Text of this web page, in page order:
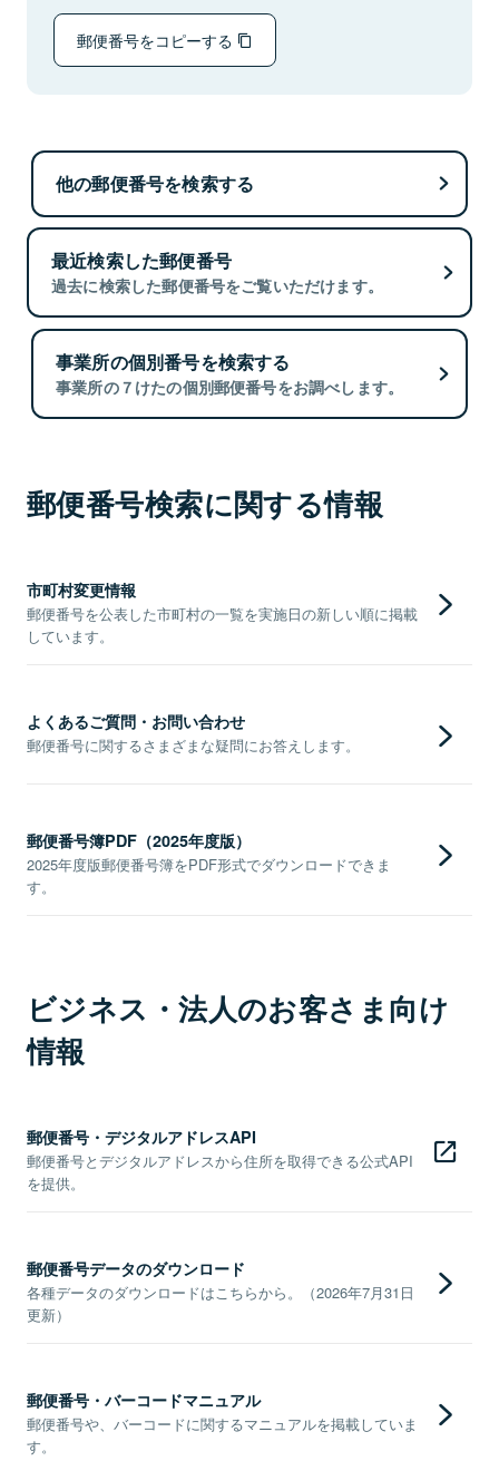
郵便番号をコピーする
他の郵便番号を検索する
最近検索した郵便番号
過去に検索した郵便番号をご覧いただけます。
事業所の個別番号を検索する
事業所の７けたの個別郵便番号をお調べします。
郵便番号検索に関する情報
市町村変更情報
郵便番号を公表した市町村の一覧を実施日の新しい順に掲載
しています。
よくあるご質問・お問い合わせ
郵便番号に関するさまざまな疑問にお答えします。
郵便番号簿PDF（2025年度版）
2025年度版郵便番号簿をPDF形式でダウンロードできま
す。
ビジネス・法人のお客さま向け
情報
郵便番号・デジタルアドレスAPI
郵便番号とデジタルアドレスから住所を取得できる公式API
を提供。
郵便番号データのダウンロード
各種データのダウンロードはこちらから。（2026年7月31日
更新）
郵便番号・バーコードマニュアル
郵便番号や、バーコードに関するマニュアルを掲載していま
す。